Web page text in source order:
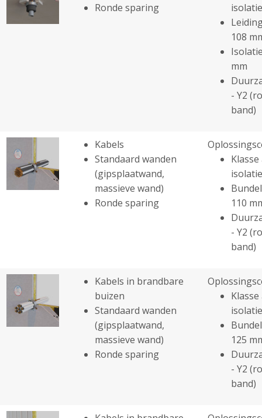
Ronde sparing
108
mm
- Y2
band)
Kabels
Standaard wanden
(gipsplaatwand,
massieve wand)
Ronde sparing
110
- Y2
band)
Kabels in brandbare
buizen
Standaard wanden
(gipsplaatwand,
massieve wand)
Ronde sparing
125
- Y2
band)